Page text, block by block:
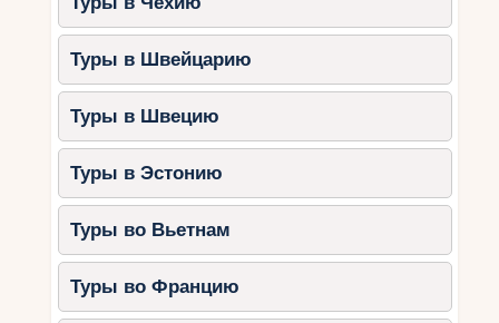
Туры в Швейцарию
Туры в Швецию
Туры в Эстонию
Туры во Вьетнам
Туры во Францию